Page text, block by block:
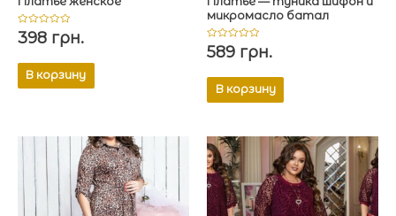
Оценка
0
398 грн.
В корзину
микромасло батал
Оценка
0
589 грн.
В корзину